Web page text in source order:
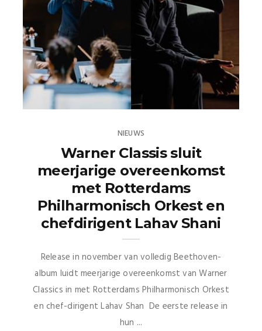
NIEUWS
Warner Classis sluit
meerjarige overeenkomst
met Rotterdams
Philharmonisch Orkest en
chefdirigent Lahav Shani
Release in november van volledig Beethoven-
album luidt meerjarige overeenkomst van Warner
Classics in met Rotterdams Philharmonisch Orkest
en chef-dirigent Lahav Shan De eerste release in
hun ...